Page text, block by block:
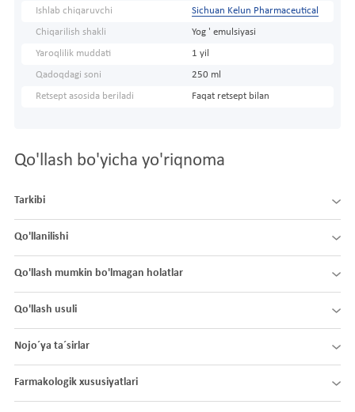
Ishlab chiqaruvchi Sichuan Kelun Pharmaceutical
Chiqarilish shakli Yog ' emulsiyasi
Yaroqlilik muddati 1 yil
Qadoqdagi soni 250 ml
Retsept asosida beriladi Faqat retsept bilan
Qo'llash bo'yicha yo'riqnoma
Tarkibi
Qo'llanilishi
Qo'llash mumkin bo'lmagan holatlar
Qo'llash usuli
Nojo´ya ta´sirlar
Farmakologik xususiyatlari